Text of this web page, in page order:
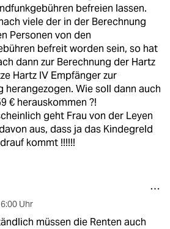
befreien lassen.
viele der in der Berechnung
Personen von den
befreit worden sein, so hat
dann zur Berechnung der Hartz
Hartz IV Empfänger zur
herangezogen. Wie soll dann auch
€ herauskommen ?!
geht Frau von der Leyen
aus, dass ja das Kindegreld
kommt !!!!!!
Uhr
müssen die Renten auch